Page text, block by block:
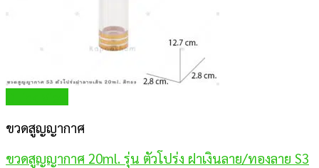
ขวดสูญญากาศ
ขวดสูญญากาศ 20ml. รุ่น ตัวโปร่ง ฝาเงินลาย/ทองลาย S3